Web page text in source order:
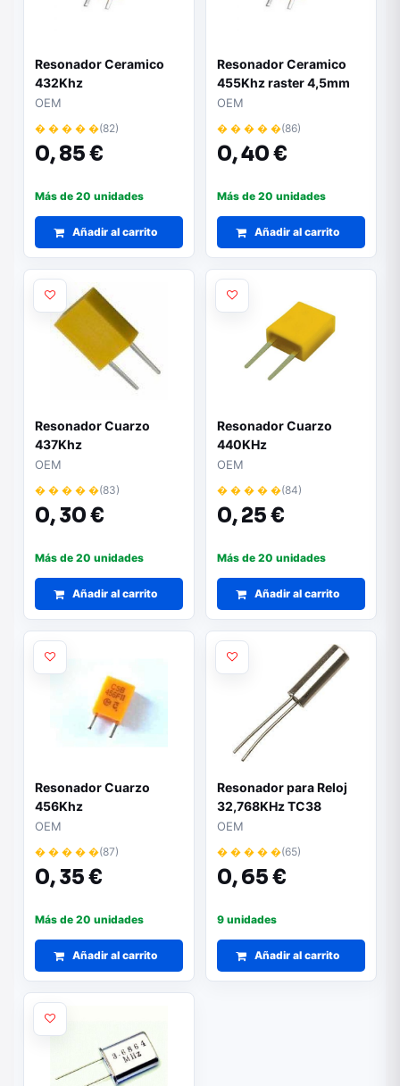
Resonador Ceramico
432Khz
OEM
� � � � �(82)
0,85 €
Más de 20 unidades
Añadir al carrito
Resonador Ceramico
455Khz raster 4,5mm
OEM
� � � � �(86)
0,40 €
Más de 20 unidades
Añadir al carrito
Resonador Cuarzo
437Khz
OEM
� � � � �(83)
0,30 €
Más de 20 unidades
Añadir al carrito
Resonador Cuarzo
440KHz
OEM
� � � � �(84)
0,25 €
Más de 20 unidades
Añadir al carrito
Resonador Cuarzo
456Khz
OEM
� � � � �(87)
0,35 €
Más de 20 unidades
Añadir al carrito
Resonador para Reloj
32,768KHz TC38
3,1x8mm
OEM
� � � � �(65)
0,65 €
9 unidades
Añadir al carrito